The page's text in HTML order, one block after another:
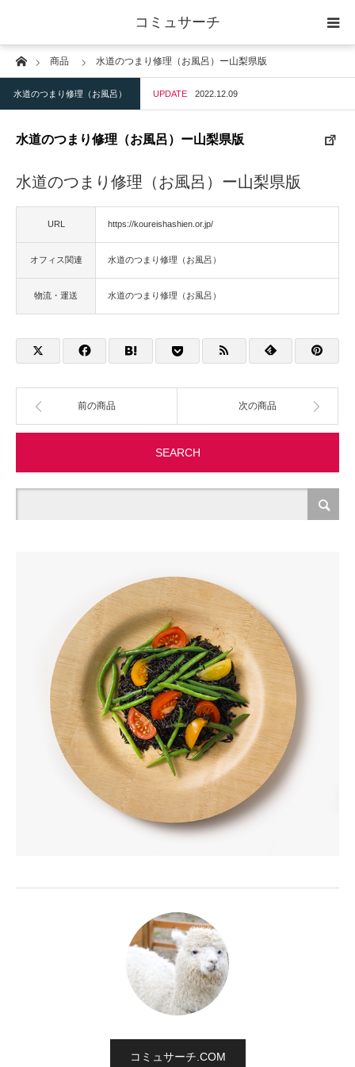
コミュサーチ
Home商品 水道のつまり修理（お風呂）ー山梨県版
水道のつまり修理（お風呂） UPDATE 2022.12.09
水道のつまり修理（お風呂）ー山梨県版
水道のつまり修理（お風呂）ー山梨県版
URL https://koureishashien.or.jp/
オフィス関連 水道のつまり修理（お風呂）
物流・運送 水道のつまり修理（お風呂）
前の商品 次の商品
SEARCH
コミュサーチ.COM
ホーム
士業
店舗・建築
物流・運送
事務